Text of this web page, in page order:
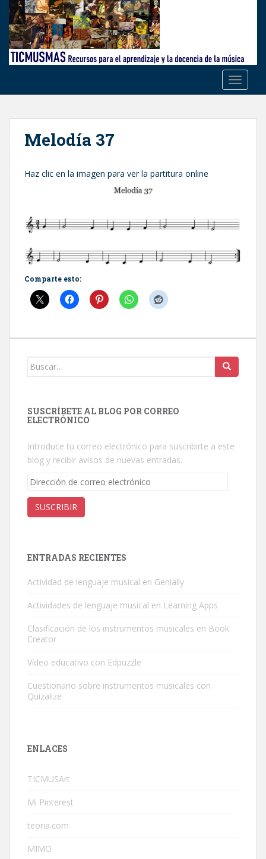
Melodía 37
Haz clic en la imagen para ver la partitura online
Comparte esto:
Buscar:
SUSCRÍBETE AL BLOG POR CORREO
ELECTRÓNICO
Introduce tu correo electrónico para suscribirte a este
blog y recibir avisos de nuevas entradas.
Dirección
correo
electrónico
SUSCRIBIR
ENTRADAS RECIENTES
Actividad de lenguaje musical en Genially
Actividades de lenguaje musical en Learning Apps
Clasificación de los instrumentos musicales en Book
Creator
Vídeo educativo con Edpuzzle
Cuestionario sobre instrumentos musicales con
Quizalize
ENLACES
TICMUSArt
Mi Pinterest
teoria.com
MIMO